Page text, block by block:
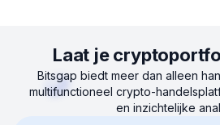
Laat je
Bitsgap biedt meer dan alleen
multifunctioneel crypto-
en inzichtelijke